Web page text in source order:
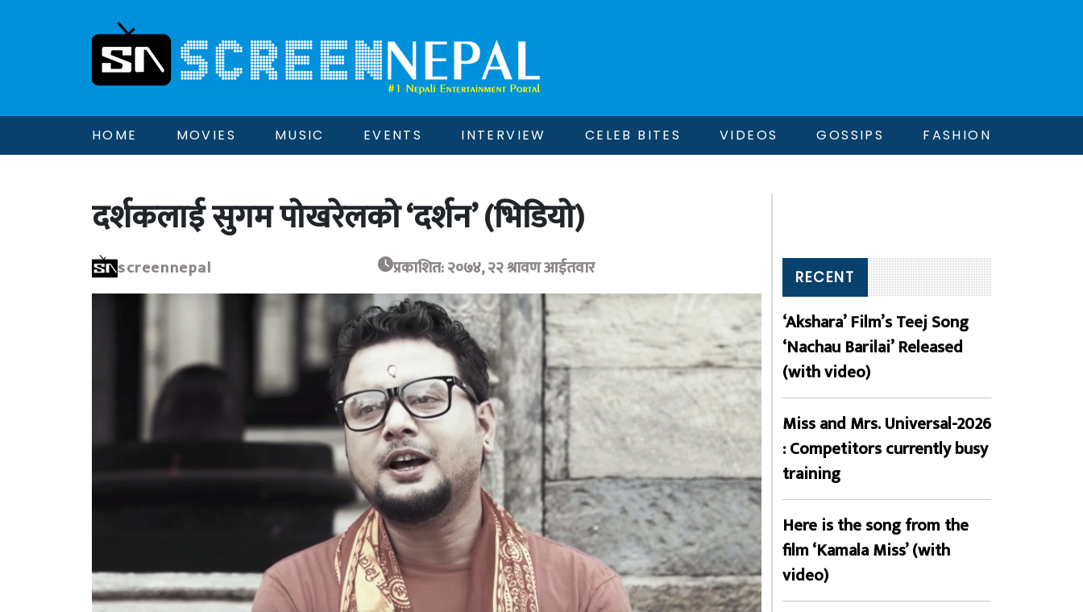
HOME MOVIES MUSIC EVENTS INTERVIEW CELEB BITES VIDEOS GOSSIPS FASHION
दर्शकलाई सुगम पोखरेलको ‘दर्शन’ (भिडियो)
screennepal प्रकाशित: २०७४, २२ श्रावण आईतवार RECENT
‘Akshara’ Film’s Teej Song
‘Nachau Barilai’ Released
(with video)
Miss and Mrs. Universal-2026
: Competitors currently busy
training
Here is the song from the
film ‘Kamala Miss’ (with
video)